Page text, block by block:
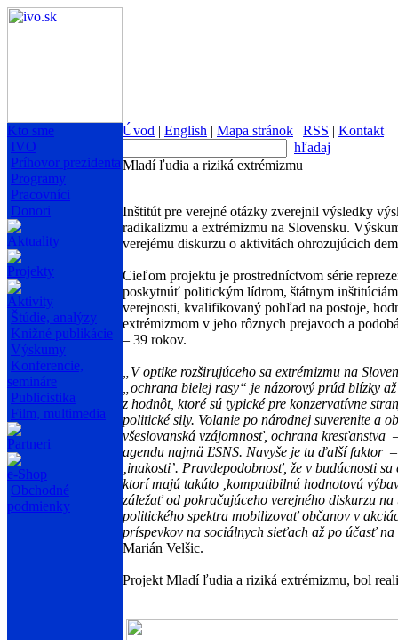
Kto sme
IVO
Príhovor prezidenta
Programy
Pracovníci
Donori
Aktuality
Projekty
Aktivity
Štúdie, analýzy
Knižné publikácie
Výskumy
Konferencie,
semináre
Publicistika
Film, multimedia
Partneri
e-Shop
Obchodné
podmienky
Úvod | English | Mapa stránok | RSS | Kontakt
hľadaj
Mladí ľudia a riziká extrémizmu
Inštitút pre verejné otázky zverejnil výsledky
radikalizmu a extrémizmu na Slovensku.
verejému diskurzu o aktivitách ohrozujúcich
Cieľom projektu je prostredníctvom série
poskytnúť politickým lídrom, štátnym
verejnosti, kvalifikovaný pohľad na postoje,
extrémizmom v jeho rôznych prejavoch a
– 39 rokov.
„V optike rozširujúceho sa extrémizmu na
„ochrana bielej rasy“ je názorový prúd blízky
z hodnôt, ktoré sú typické pre konzervatívne
politické sily. Volanie po národnej suverenite a
všeslovanská vzájomnosť, ochrana kresťanstva
agendu najmä ĽSNS. Navyše je tu ďalší faktor
‚inakosti’. Pravdepodobnosť, že v budúcnosti
ktorí majú takúto ‚kompatibilnú hodnotovú
záležať od pokračujúceho verejného diskurzu
politického spektra mobilizovať občanov v
príspevkov na sociálnych sieťach až po účasť
Marián Velšic.
Projekt Mladí ľudia a riziká extrémizmu, bol